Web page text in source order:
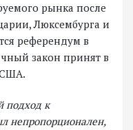
рынка после
Люксембурга и
референдум в
закон принят в
США.
подход к
непропорционален,